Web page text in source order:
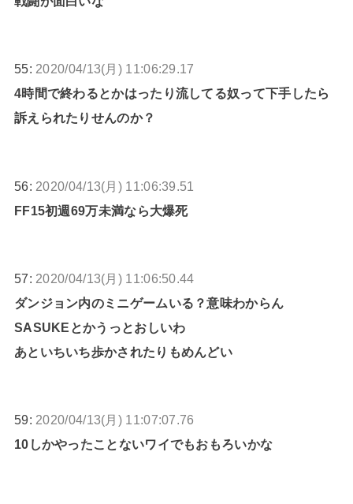
55: 2020/04/13(月) 11:06:29.17
4時間で終わるとかはったり流してる奴って下手したら
訴えられたりせんのか？
56: 2020/04/13(月) 11:06:39.51
FF15初週69万未満なら大爆死
57: 2020/04/13(月) 11:06:50.44
ダンジョン内のミニゲームいる？意味わからん
SASUKEとかうっとおしいわ
あといちいち歩かされたりもめんどい
59: 2020/04/13(月) 11:07:07.76
10しかやったことないワイでもおもろいかな